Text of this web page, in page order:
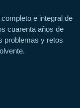
e integral de
cuarenta años de
problemas y retos